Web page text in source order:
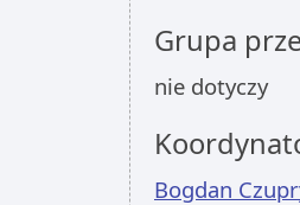
Grupa
nie dotyczy
Bogdan